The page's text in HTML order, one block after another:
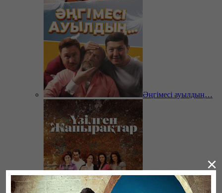
Әңгімесі ауылдың…
×